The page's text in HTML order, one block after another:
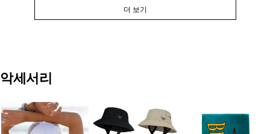
더 보기
악세서리